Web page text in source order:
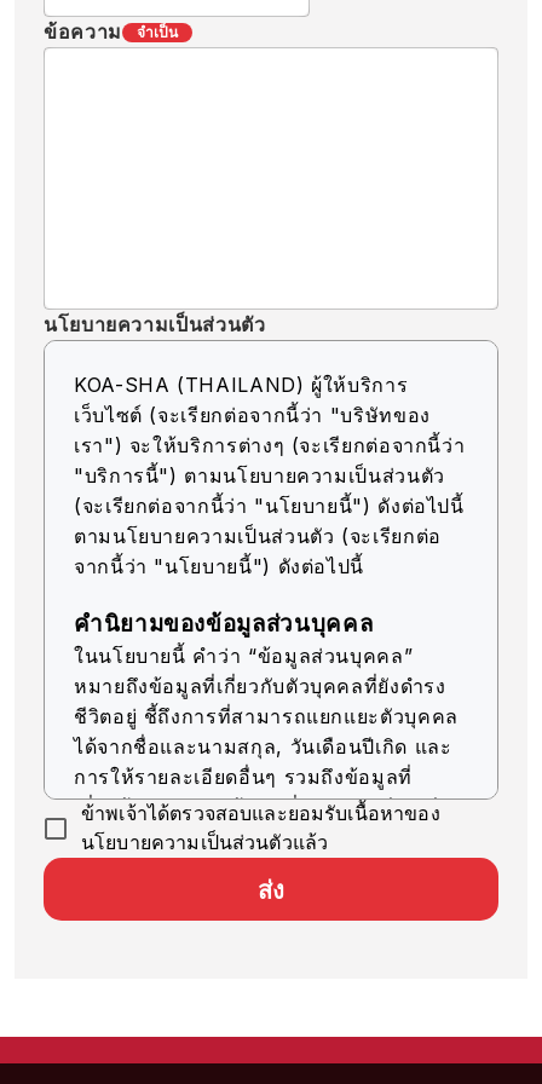
ข้อความ จำเป็น
นโยบายความเป็นส่วนตัว
KOA-SHA (THAILAND) ผู้ให้บริการ
เว็บไซต์ (จะเรียกต่อจากนี้ว่า "บริษัทของ
เรา") จะให้บริการต่างๆ (จะเรียกต่อจากนี้ว่า
"บริการนี้") ตามนโยบายความเป็นส่วนตัว
(จะเรียกต่อจากนี้ว่า "นโยบายนี้") ดังต่อไปนี้
ตามนโยบายความเป็นส่วนตัว (จะเรียกต่อ
จากนี้ว่า "นโยบายนี้") ดังต่อไปนี้
คำนิยามของข้อมูลส่วนบุคคล
ในนโยบายนี้ คำว่า “ข้อมูลส่วนบุคคล”
หมายถึงข้อมูลที่เกี่ยวกับตัวบุคคลที่ยังดำรง
ชีวิตอยู่ ชี้ถึงการที่สามารถแยกแยะตัวบุคคล
ได้จากชื่อและนามสกุล, วันเดือนปีเกิด และ
การให้รายละเอียดอื่นๆ รวมถึงข้อมูลที่
เกี่ยวข้อง (รวมถึงข้อมูลที่สามารถเทียบเคียง
กับข้อมูลอื่นๆ ได้ง่าย ซึ่งจะช่วยให้สามารถ
การรับข้อมูลส่วนบุคคล
การใช้ข้อมูลส่วนบุคคล
ข้าพเจ้าได้ตรวจสอบและยอมรับเนื้อหาของ
นโยบายความเป็นส่วนตัวแล้ว
ส่ง